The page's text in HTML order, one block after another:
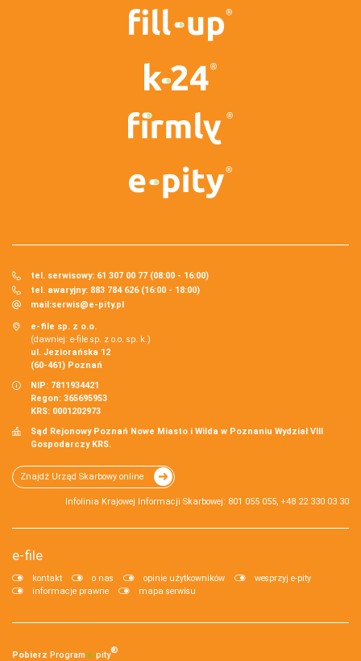
tel. serwisowy: 61 307 00 77 (08:00 - 16:00)
tel. awaryjny: 883 784 626 (16:00 - 18:00)
mail:serwis@e-pity.pl
e-file sp. z o.o.
(dawniej: e-file sp. z o.o. sp. k.)
ul. Jeziorańska 12
(60-461) Poznań
NIP: 7811934421
Regon: 365695953
KRS: 0001202973
Sąd Rejonowy Poznań Nowe Miasto i Wilda w Poznaniu Wydział VIII
Gospodarczy KRS.
Znajdź Urząd Skarbowy online
Infolinia Krajowej Informacji Skarbowej: 801 055 055, +48 22 330 03 30
e-file
kontakt o nas opinie użytkowników
wesprzyj e-pity
informacje prawne
mapa serwisu
Pobierz Program e‑pity®